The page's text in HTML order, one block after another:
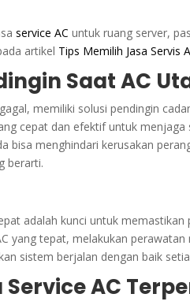
service AC untuk ruang server,
artikel Tips Memilih Jasa Servis
Saat AC
memiliki solusi pendingin
cepat dan efektif untuk
bisa menghindari kerusakan
berarti.
adalah kunci untuk
yang tepat, melakukan
sistem berjalan dengan baik
AC